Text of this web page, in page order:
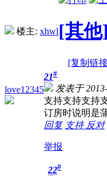
楼主: xhwl[其他]
[复制链
love12345
21#
发表于
支持支持支持
订房时说明是
回复 支持 反对
举报
22#